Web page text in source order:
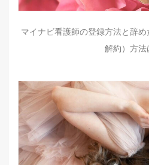
マイナビ看護師の登録方法と辞め
解約）方法